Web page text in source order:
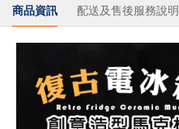
商品資訊 配送及售後服務說明